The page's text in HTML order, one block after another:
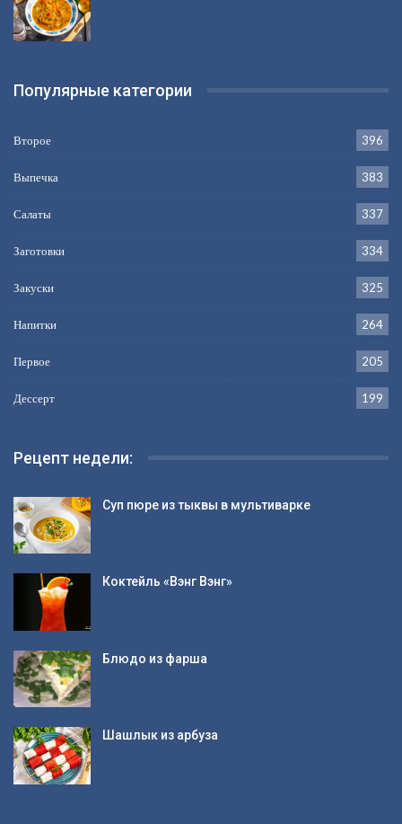
Популярные категории
Второе 396
Выпечка 383
Салаты 337
Заготовки 334
Закуски 325
Напитки 264
Первое 205
Дессерт 199
Рецепт недели:
Суп пюре из тыквы в мультиварке
Коктейль «Вэнг Вэнг»
Блюдо из фарша
Шашлык из арбуза